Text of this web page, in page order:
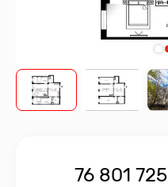
76 801 725